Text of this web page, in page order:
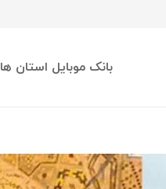
بانک موبایل استان ها